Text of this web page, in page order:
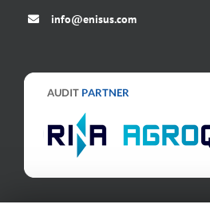
info@enisus.com